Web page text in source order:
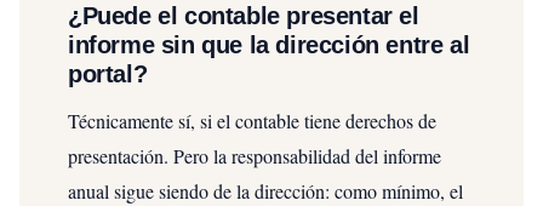
¿Puede el contable presentar el
informe sin que la dirección entre al
portal?
Técnicamente sí, si el contable tiene derechos de
presentación. Pero la responsabilidad del informe
anual sigue siendo de la dirección: como mínimo, el